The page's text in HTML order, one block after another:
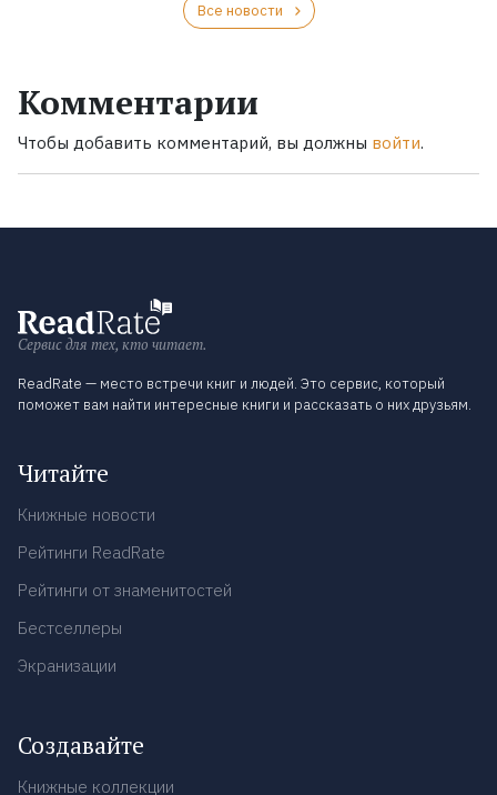
Все новости
Комментарии
Чтобы добавить комментарий, вы должны войти.
Сервис для тех, кто читает.
ReadRate — место встречи книг и людей. Это сервис, который
поможет вам найти интересные книги и рассказать о них друзьям.
Читайте
Книжные новости
Рейтинги ReadRate
Рейтинги от знаменитостей
Бестселлеры
Экранизации
Создавайте
Книжные коллекции